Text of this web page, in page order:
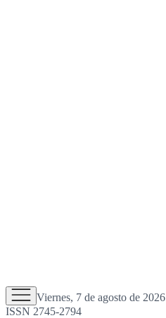
Viernes, 7 de agosto de 2026
ISSN 2745-2794